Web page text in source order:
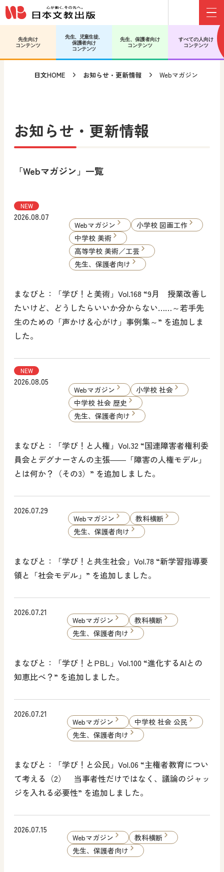
メインコンテンツへ移動
サブコンテンツへ移動
先生向け
コンテンツ
先生、児童生徒、
保護者向け
コンテンツ
先生、保護者向け
コンテンツ
すべての人向け
コンテンツ
日文HOME お知らせ・更新情報 Webマガジン
お知らせ・更新情報
「Webマガジン」一覧
NEW
2026.08.07
Webマガジン
小学校 図画工作
中学校 美術
高等学校 美術／工芸
先生、保護者向け
まなびと：「学び！と美術」Vol.168 “9月 授業改善し
たいけど、どうしたらいいか分からない……～若手先
生のための「声かけ＆心がけ」事例集～” を追加しま
した。
NEW
2026.08.05
Webマガジン
小学校 社会
中学校 社会 歴史
先生、保護者向け
まなびと：「学び！と人権」Vol.32 “国連障害者権利委
員会とデグナーさんの主張――「障害の人権モデル」
とは何か？（その3）” を追加しました。
2026.07.29
Webマガジン
教科横断
先生、保護者向け
まなびと：「学び！と共生社会」Vol.78 “新学習指導要
領と「社会モデル」” を追加しました。
2026.07.21
Webマガジン
教科横断
先生、保護者向け
まなびと：「学び！とPBL」Vol.100 “進化するAIとの
知恵比べ？” を追加しました。
2026.07.21
Webマガジン
中学校 社会 公民
先生、保護者向け
まなびと：「学び！と公民」Vol.06 “主権者教育につい
て考える（2） 当事者性だけではなく、議論のジャッ
ジを入れる必要性” を追加しました。
2026.07.15
Webマガジン
教科横断
先生、保護者向け